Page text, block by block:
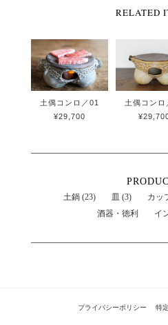
RELATED
土偶コンロ／01
¥29,700
土偶コンロ
土鍋 (23) 皿 (3) カッ
酒器・徳利
イ
プライバシーポリシー 特